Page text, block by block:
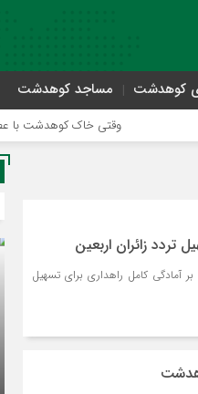
کوهدشت مساجد کوهدشت
وقتی خاک کوهدشت با عطر کربلا
زائران اربعین
بر آمادگی کامل راهداری برای تسهیل